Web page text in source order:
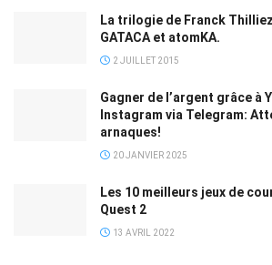
La trilogie de Franck
GATACA et atomKA.
2 JUILLET 2015
Gagner de l’argent grâce à
Instagram via Telegram:
arnaques!
20 JANVIER 2025
Les 10 meilleurs jeux de
Quest 2
13 AVRIL 2022